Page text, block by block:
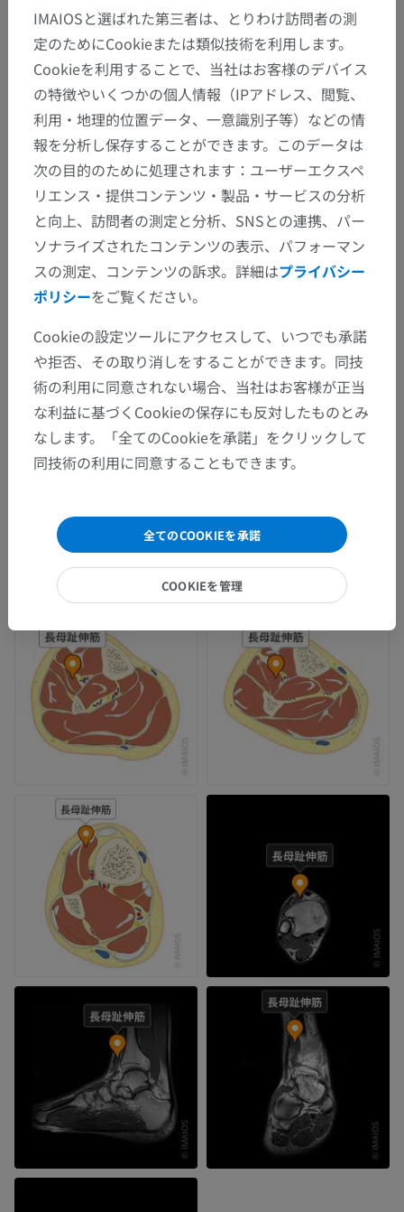
IMAIOSと選ばれた第三者は、とりわけ訪問者の測
定のためにCookieまたは類似技術を利用します。
Cookieを利用することで、当社はお客様のデバイス
の特徴やいくつかの個人情報（IPアドレス、閲覧、
利用・地理的位置データ、一意識別子等）などの情
報を分析し保存することができます。このデータは
次の目的のために処理されます：ユーザーエクスペ
リエンス・提供コンテンツ・製品・サービスの分析
と向上、訪問者の測定と分析、SNSとの連携、パー
ソナライズされたコンテンツの表示、パフォーマン
スの測定、コンテンツの訴求。詳細はプライバシー
ポリシーをご覧ください。
Cookieの設定ツールにアクセスして、いつでも承諾
や拒否、その取り消しをすることができます。同技
術の利用に同意されない場合、当社はお客様が正当
な利益に基づくCookieの保存にも反対したものとみ
なします。「全てのCookieを承諾」をクリックして
同技術の利用に同意することもできます。
全てのCOOKIEを承諾
COOKIEを管理